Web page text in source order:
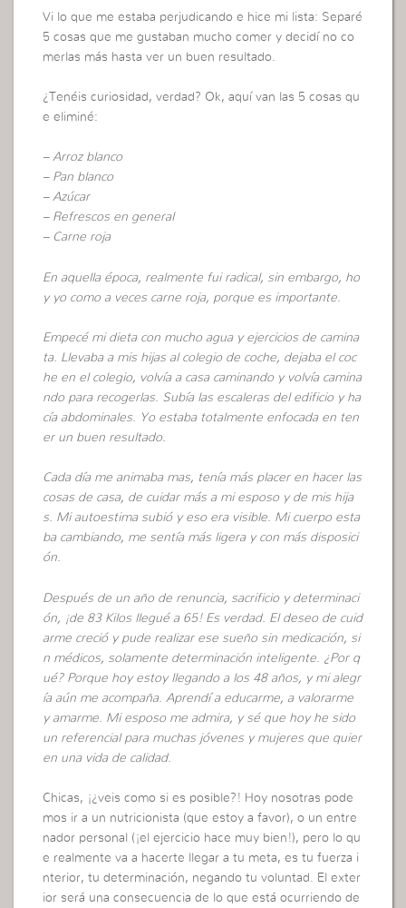
Vi lo que me estaba perjudicando e hice mi lista: Separé
5 cosas que me gustaban mucho comer y decidí no co
merlas más hasta ver un buen resultado.
¿Tenéis curiosidad, verdad? Ok, aquí van las 5 cosas qu
e eliminé:
– Arroz blanco
– Pan blanco
– Azúcar
– Refrescos en general
– Carne roja
En aquella época, realmente fui radical, sin embargo, ho
y yo como a veces carne roja, porque es importante.
Empecé mi dieta con mucho agua y ejercicios de camina
ta. Llevaba a mis hijas al colegio de coche, dejaba el coc
he en el colegio, volvía a casa caminando y volvía camina
ndo para recogerlas. Subía las escaleras del edificio y ha
cía abdominales. Yo estaba totalmente enfocada en ten
er un buen resultado.
Cada día me animaba mas, tenía más placer en hacer las
cosas de casa, de cuidar más a mi esposo y de mis hija
s. Mi autoestima subió y eso era visible. Mi cuerpo esta
ba cambiando, me sentía más ligera y con más disposici
ón.
Después de un año de renuncia, sacrificio y determinaci
ón, ¡de 83 Kilos llegué a 65! Es verdad. El deseo de cuid
arme creció y pude realizar ese sueño sin medicación, si
n médicos, solamente determinación inteligente. ¿Por q
ué? Porque hoy estoy llegando a los 48 años, y mi alegr
ía aún me acompaña. Aprendí a educarme, a valorarme
y amarme. Mi esposo me admira, y sé que hoy he sido
un referencial para muchas jóvenes y mujeres que quier
en una vida de calidad.
Chicas, ¡¿veis como si es posible?! Hoy nosotras pode
mos ir a un nutricionista (que estoy a favor), o un entre
nador personal (¡el ejercicio hace muy bien!), pero lo qu
e realmente va a hacerte llegar a tu meta, es tu fuerza i
nterior, tu determinación, negando tu voluntad. El exter
ior será una consecuencia de lo que está ocurriendo de